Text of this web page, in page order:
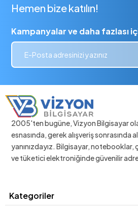
Hemen bize katılın!
Kampanyalar ve daha fazlası
2005'ten bugüne, Vizyon Bilgisayar
esnasında, gerek alışveriş sonrasında
yanınızdayız. Bilgisayar,
ve tüketici elektroniğinde güvenilir
Kategoriler